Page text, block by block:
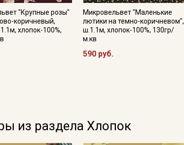
"Крупные розы"
коричневый,
хлопок-100%,
Микровельвет "Маленькие
лютики на темно-коричневом",
ш.1.1м, хлопок-100%, 130гр/
м.кв
590 руб.
из раздела Хлопок